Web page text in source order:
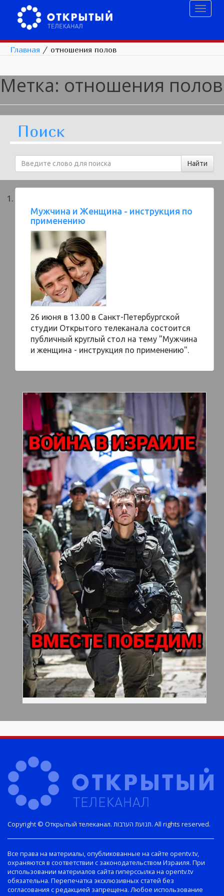
Главная / отношения полов
Метка: отношения полов
Поиск
Мужчина и Женщина - инструкция по
применению
26 июня в 13.00 в Санкт-Петербургской
студии Открытого телеканала состоится
публичный круглый стол на тему "Мужчина
и женщина - инструкция по применению".
Copyright © Открытый телеканал. תנועת הערבות. All rights reserved.
Все права на материалы, опубликованные на сайте opentv.tv,
охраняются в соответствии с законодательством Израиля. При
использовании материалов сайта гиперссылка на opentv.tv
обязательна. Перепечатка эксклюзивных статей без
согласования с редакцией запрещена. Любое использование